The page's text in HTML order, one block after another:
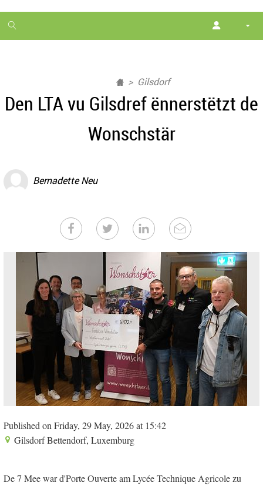
1
month
Gilsdorf
Den LTA vu Gilsdref ënnerstëtzt de
Wonschstär
Bernadette Neu
Published on Friday, 29 May, 2026 at 15:42
Gilsdorf Bettendorf, Luxemburg
De 7 Mee war d'Porte Ouverte am Lycée Technique Agricole zu